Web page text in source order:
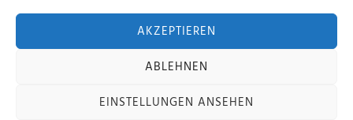
AKZEPTIEREN
ABLEHNEN
EINSTELLUNGEN ANSEHEN
Datenschutz Cookie-Richtlinie